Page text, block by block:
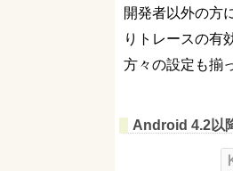
開発者以外の方
りトレースの有
方々の設定も揃
Android 4.2以